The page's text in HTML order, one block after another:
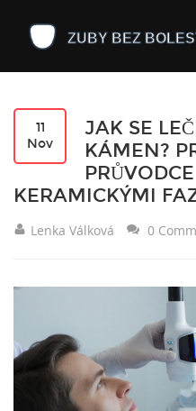
11
Nov
JAK SE
KÁMEN?
KERAMICKÝMI
Lenka Válková 0